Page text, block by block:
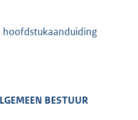
BESTUUR